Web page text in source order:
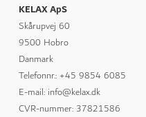
KELAX ApS
Skårupvej 60
9500 Hobro
Danmark
Telefonnr.: +45 9854 6085
E-mail: info@kelax.dk
CVR-nummer: 37821586